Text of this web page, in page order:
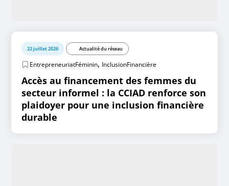
22 juillet 2026 Actualité du réseau
EntrepreneuriatFéminin, InclusionFinancière
Accès au financement des femmes du
secteur informel : la CCIAD renforce son
plaidoyer pour une inclusion financière
durable